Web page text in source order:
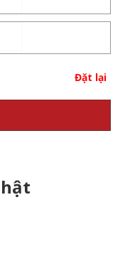
Đặt lại